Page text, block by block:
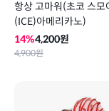
항상 고마워(초코 스모
(ICE)아메리카노)
14%4,200원
4,900원